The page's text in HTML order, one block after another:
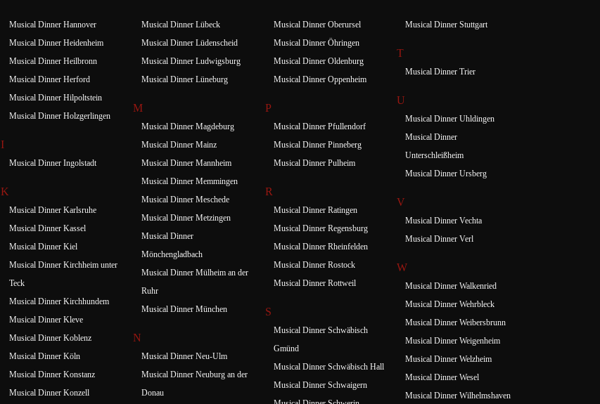
Musical Dinner Hannover
Musical Dinner Heidenheim
Musical Dinner Heilbronn
Musical Dinner Herford
Musical Dinner Hilpoltstein
Musical Dinner Holzgerlingen
I
Musical Dinner Ingolstadt
K
Musical Dinner Karlsruhe
Musical Dinner Kassel
Musical Dinner Kiel
Musical Dinner Kirchheim unter
Teck
Musical Dinner Kirchhundem
Musical Dinner Kleve
Musical Dinner Koblenz
Musical Dinner Köln
Musical Dinner Konstanz
Musical Dinner Konzell
Musical Dinner Lübeck
Musical Dinner Lüdenscheid
Musical Dinner Ludwigsburg
Musical Dinner Lüneburg
M
Musical Dinner Magdeburg
Musical Dinner Mainz
Musical Dinner Mannheim
Musical Dinner Memmingen
Musical Dinner Meschede
Musical Dinner Metzingen
Musical Dinner
Mönchengladbach
Musical Dinner Mülheim an der
Ruhr
Musical Dinner München
N
Musical Dinner Neu-Ulm
Musical Dinner Neuburg an der
Donau
Musical Dinner Oberursel
Musical Dinner Öhringen
Musical Dinner Oldenburg
Musical Dinner Oppenheim
P
Musical Dinner Pfullendorf
Musical Dinner Pinneberg
Musical Dinner Pulheim
R
Musical Dinner Ratingen
Musical Dinner Regensburg
Musical Dinner Rheinfelden
Musical Dinner Rostock
Musical Dinner Rottweil
S
Musical Dinner Schwäbisch
Gmünd
Musical Dinner Schwäbisch Hall
Musical Dinner Schwaigern
Musical Dinner Stuttgart
T
Musical Dinner Trier
U
Musical Dinner Uhldingen
Musical Dinner
Unterschleißheim
Musical Dinner Ursberg
V
Musical Dinner Vechta
Musical Dinner Verl
W
Musical Dinner Walkenried
Musical Dinner Wehrbleck
Musical Dinner Weibersbrunn
Musical Dinner Weigenheim
Musical Dinner Welzheim
Musical Dinner Wesel
Musical Dinner Wilhelmshaven